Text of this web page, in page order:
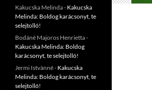
Kakucska Melinda- Kakucska
Melinda: Boldog karácsonyt, te
selejtolló!
Bodáné Majoros Henrietta-
Kakucska Melinda: Boldog
karácsonyt, te selejtolló!
Jermi Istvànné- Kakucska
Melinda: Boldog karácsonyt, te
selejtolló!